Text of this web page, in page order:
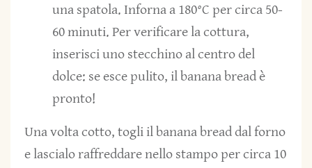
una spatola. Inforna a 180°C per circa 50-
60 minuti. Per verificare la cottura,
inserisci uno stecchino al centro del
dolce: se esce pulito, il banana bread è
pronto!
Una volta cotto, togli il banana bread dal forno
e lascialo raffreddare nello stampo per circa 10